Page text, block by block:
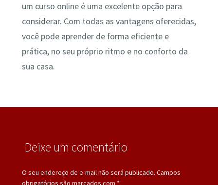
um curso online é uma excelente opção para
considerar. Com todas as vantagens oferecidas,
você pode aprender de forma eficiente e
prática, no seu próprio ritmo e no conforto da
sua casa.
Deixe um comentário
O seu endereço de e-mail não será publicado. Campos